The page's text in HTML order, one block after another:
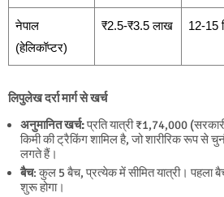
नेपाल
(हेलिकॉप्टर)
₹2.5-₹3.5 लाख 12-15
लिपुलेख दर्रा मार्ग सेखर्च
अनुमानित खर्च:प्रति यात्री ₹1,74,000
किमी की ट्रैकिंग शामिल है, जो शारीरिक रूप से
लगते हैं।
बैच: कुल 5 बैच, प्रत्येक में सीमित यात्री। पहला
शुरू होगा।